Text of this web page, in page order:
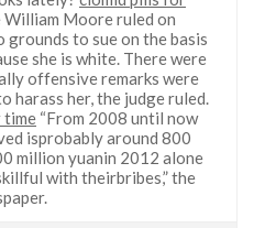
William Moore ruled on
grounds to sue on the basis
she is white. There were
offensive remarks were
harass her, the judge ruled.
time “From 2008 until now
isprobably around 800
million yuanin 2012 alone
with theirbribes,” the